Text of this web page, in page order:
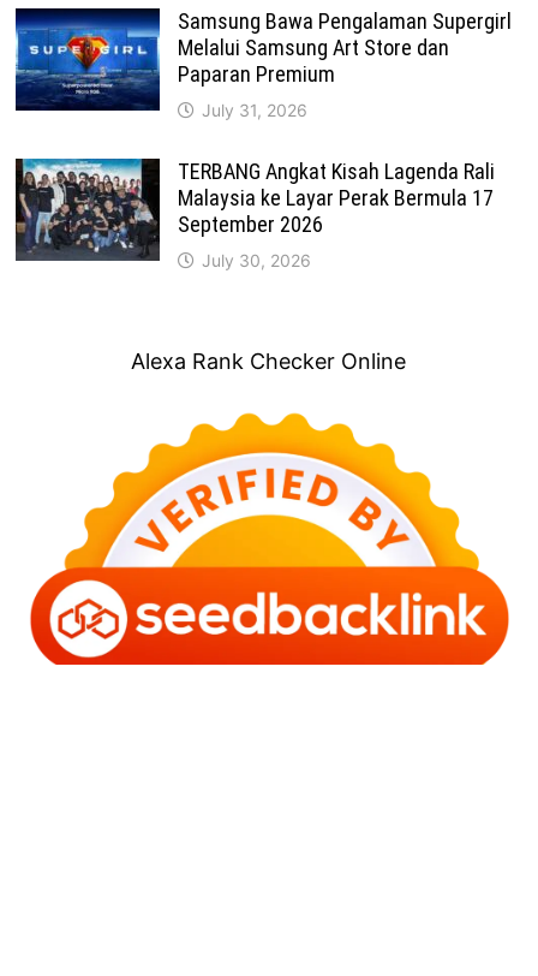
Samsung Bawa Pengalaman Supergirl
Melalui Samsung Art Store dan
Paparan Premium
July 31, 2026
TERBANG Angkat Kisah Lagenda Rali
Malaysia ke Layar Perak Bermula 17
September 2026
July 30, 2026
Alexa Rank Checker Online